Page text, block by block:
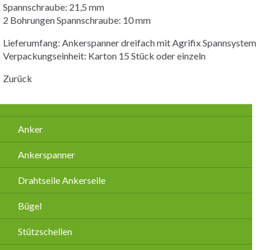
Spannschraube: 21,5 mm
2 Bohrungen Spannschraube: 10 mm
Lieferumfang: Ankerspanner dreifach mit Agrifix Spannsystem
Verpackungseinheit: Karton 15 Stück oder einzeln
Zurück
Navigation
überspringen
Anker
Ankerspanner
Drahtseile Ankerseile
Bügel
Stützschellen